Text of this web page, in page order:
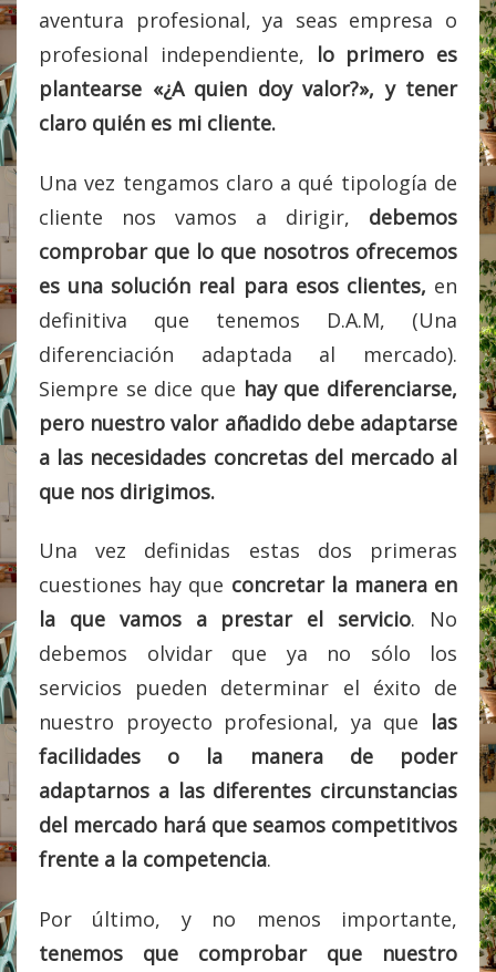
aventura profesional, ya seas empresa o
profesional independiente, lo primero es
plantearse «¿A quien doy valor?», y tener
claro quién es mi cliente.
Una vez tengamos claro a qué tipología de
cliente nos vamos a dirigir, debemos
comprobar que lo que nosotros ofrecemos
es una solución real para esos clientes, en
definitiva que tenemos D.A.M, (Una
diferenciación adaptada al mercado).
Siempre se dice que hay que diferenciarse,
pero nuestro valor añadido debe adaptarse
a las necesidades concretas del mercado al
que nos dirigimos.
Una vez definidas estas dos primeras
cuestiones hay que concretar la manera en
la que vamos a prestar el servicio. No
debemos olvidar que ya no sólo los
servicios pueden determinar el éxito de
nuestro proyecto profesional, ya que las
facilidades o la manera de poder
adaptarnos a las diferentes circunstancias
del mercado hará que seamos competitivos
frente a la competencia.
Por último, y no menos importante,
tenemos que comprobar que nuestro